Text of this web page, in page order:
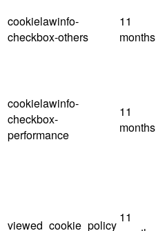
cookielawinfo-
checkbox-others
11
months
cookielawinfo-
checkbox-
performance
11
months
viewed_cookie_policy
11